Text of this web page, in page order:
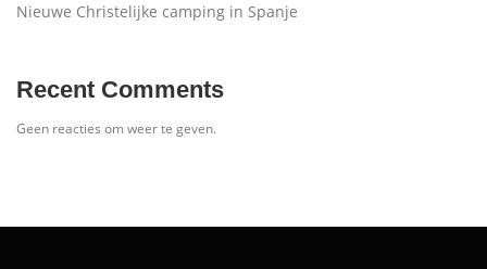
Nieuwe Christelijke camping in Spanje
Recent Comments
Geen reacties om weer te geven.